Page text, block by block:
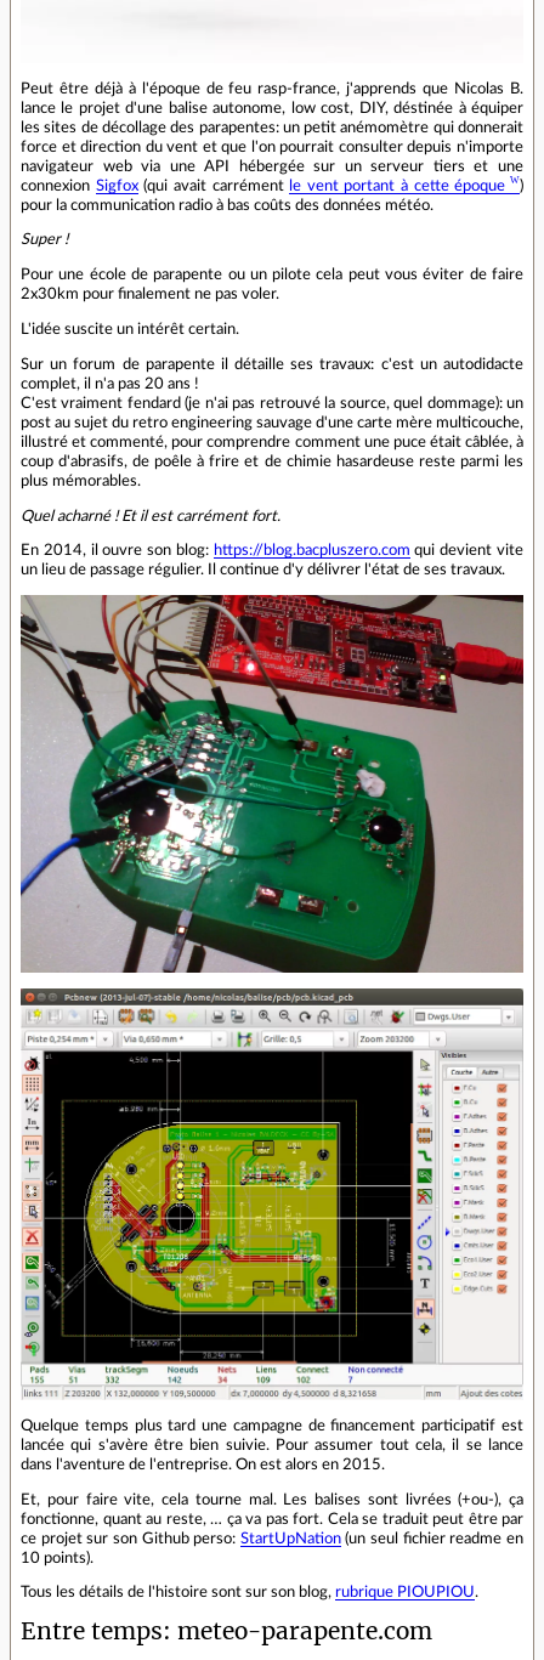
Peut être déjà à l'époque de feu rasp-france, j'apprends que Nicolas B.
lance le projet d'une balise autonome, low cost, DIY, déstinée à équiper
les sites de décollage des parapentes: un petit anémomètre qui donnerait
force et direction du vent et que l'on pourrait consulter depuis n'importe
navigateur web via une API hébergée sur un serveur tiers et une
connexion Sigfox(qui avait carrément le vent portant à cette époque
)
pour la communication radio à bas coûts des données météo.
Super !
Pour une école de parapente ou un pilote cela peut vous éviter de faire
2x30km pour finalement ne pas voler.
L'idée suscite un intérêt certain.
Sur un forum de parapente il détaille ses travaux: c'est un autodidacte
complet, il n'a pas 20 ans !
C'est vraiment fendard (je n'ai pas retrouvé la source, quel dommage): un
post au sujet du retro engineering sauvage d'une carte mère multicouche,
illustré et commenté, pour comprendre comment une puce était câblée, à
coup d'abrasifs, de poêle à frire et de chimie hasardeuse reste parmi les
plus mémorables.
Quel acharné ! Et il est carrément fort.
En 2014, il ouvre son blog: https://blog.bacpluszero.com qui devient vite
un lieu de passage régulier. Il continue d'y délivrer l'état de ses travaux.
Quelque temps plus tard une campagne de financement participatif est
lancée qui s'avère être bien suivie. Pour assumer tout cela, il se lance
dans l'aventure de l'entreprise. On est alors en 2015.
Et, pour faire vite, cela tourne mal. Les balises sont livrées (+ou-), ça
fonctionne, quant au reste, … ça va pas fort. Cela se traduit peut être par
ce projet sur son Github perso: StartUpNation(un seul fichier readme en
10 points).
Tous les détails de l'histoire sont sur son blog, rubrique PIOUPIOU.
Entre temps: meteo-parapente.com